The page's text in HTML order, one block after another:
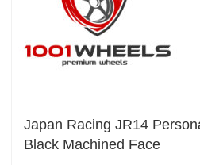
Japan Racing JR14
Black Machined Face